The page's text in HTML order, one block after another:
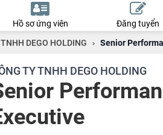
Hồ sơ ứng viên Đăng tuyển
DEGO HOLDING › Senior
TY TNHH DEGO HOLDING